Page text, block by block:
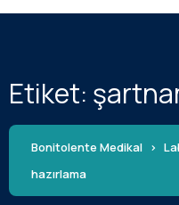
Etiket:
Bonitolente Medikal >
hazırlama